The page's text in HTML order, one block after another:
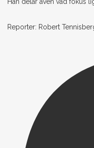
Reporter: Robert